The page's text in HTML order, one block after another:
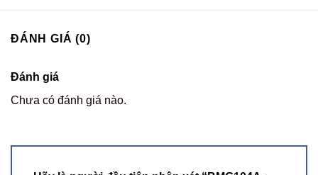
ĐÁNH GIÁ (0)
Đánh giá
Chưa có đánh giá nào.